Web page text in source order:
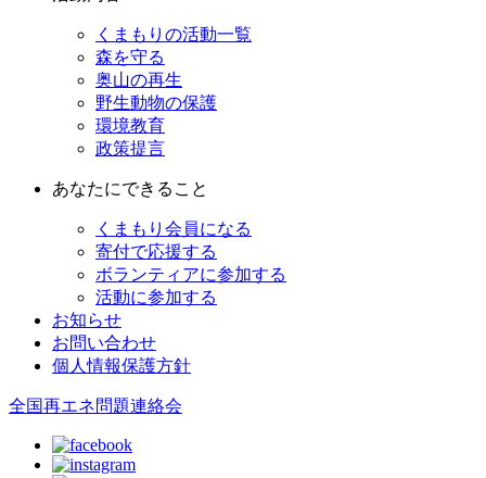
くまもりの活動一覧
森を守る
奥山の再生
野生動物の保護
環境教育
政策提言
あなたにできること
くまもり会員になる
寄付で応援する
ボランティアに参加する
活動に参加する
お知らせ
お問い合わせ
個人情報保護方針
全国再エネ問題連絡会